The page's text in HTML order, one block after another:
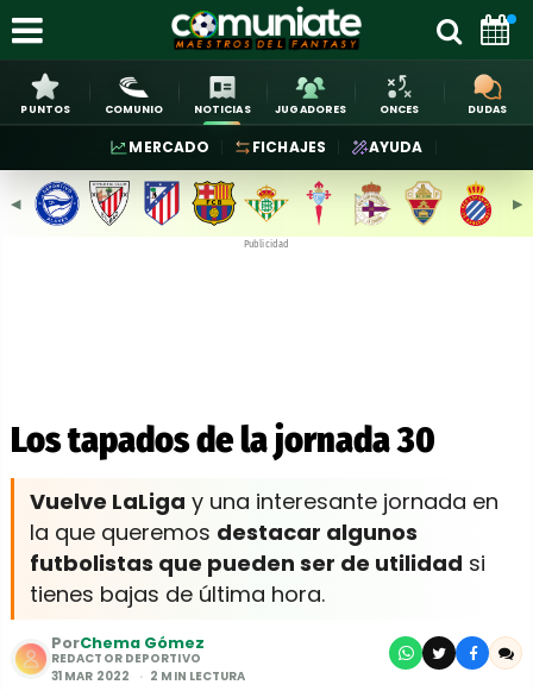
PUNTOS COMUNIO NOTICIAS JUGADORES ONCES DUDAS
MERCADO FICHAJES AYUDA
◀︎ ▶︎
Publicidad
Los tapados de la jornada 30
Vuelve LaLiga y una interesante jornada en
la que queremos destacar algunos
futbolistas que pueden ser de utilidad si
tienes bajas de última hora.
PorChema Gómez
REDACTOR DEPORTIVO
31 MAR 2022
2 MIN LECTURA